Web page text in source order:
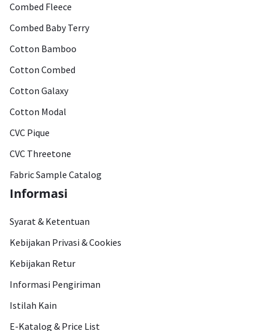
Combed Fleece
Combed Baby Terry
Cotton Bamboo
Cotton Combed
Cotton Galaxy
Cotton Modal
CVC Pique
CVC Threetone
Fabric Sample Catalog
Informasi
Syarat & Ketentuan
Kebijakan Privasi & Cookies
Kebijakan Retur
Informasi Pengiriman
Istilah Kain
E-Katalog & Price List